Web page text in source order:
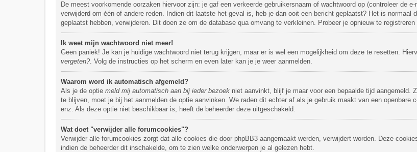
De meest voorkomende oorzaken hiervoor zijn: je gaf een verkeerde gebruikersnaam of wachtwoord op (controleer de
verwijderd om één of andere reden. Indien dit laatste het geval is, heb je dan ooit een bericht geplaatst? Het is
geplaatst hebben, verwijderen. Dit doen ze om de database qua omvang te verkleinen. Probeer je opnieuw te
Ik weet mijn wachtwoord niet meer!
Geen paniek! Je kan je huidige wachtwoord niet terug krijgen, maar er is wel een mogelijkheid om deze te resetten.
vergeten?. Volg de instructies op het scherm en even later kan je je weer aanmelden.
Waarom word ik automatisch afgemeld?
Als je de optie meld mij automatisch aan bij ieder bezoek niet aanvinkt, blijf je maar voor een bepaalde tijd aangemeld.
te blijven, moet je bij het aanmelden de optie aanvinken. We raden dit echter af als je gebruik maakt van een openbare
enz. Als deze optie niet beschikbaar is, heeft de beheerder deze uitgeschakeld.
Wat doet "verwijder alle forumcookies"?
Verwijder alle forumcookies zorgt dat alle cookies die door phpBB3 aangemaakt werden, verwijdert worden. Deze
indien de beheerder dit inschakelde, om te zien welke onderwerpen je al gelezen hebt.